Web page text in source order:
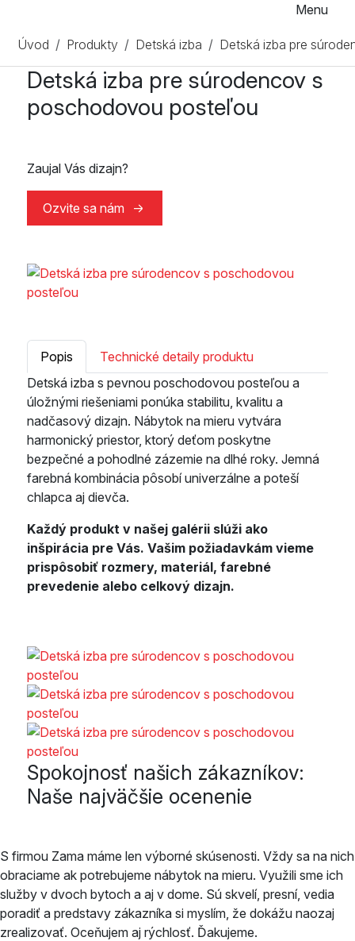
Menu
Úvod Produkty Detská izba Detská izba pre
Detská izba pre súrodencov s
poschodovou posteľou
Zaujal Vás dizajn?
Ozvite sa nám
Popis
Technické detaily produktu
Detská izba s pevnou poschodovou posteľou a
úložnými riešeniami ponúka stabilitu, kvalitu a
nadčasový dizajn. Nábytok na mieru vytvára
harmonický priestor, ktorý deťom poskytne
bezpečné a pohodlné zázemie na dlhé roky. Jemná
farebná kombinácia pôsobí univerzálne a poteší
chlapca aj dievča.
Každý produkt v našej galérii slúži ako
inšpirácia pre Vás. Vašim požiadavkám vieme
prispôsobiť rozmery, materiál, farebné
prevedenie alebo celkový dizajn.
Spokojnosť našich zákazníkov:
Naše najväčšie ocenenie
S firmou Zama máme len výborné skúsenosti. Vždy sa na nich
obraciame ak potrebujeme nábytok na mieru. Využili sme ich
služby v dvoch bytoch a aj v dome. Sú skvelí, presní, vedia
poradiť a predstavy zákazníka si myslím, že dokážu naozaj
zrealizovať. Oceňujem aj rýchlosť. Ďakujeme.